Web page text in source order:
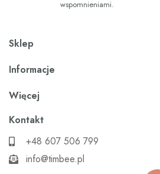
wspomnieniami.
Sklep
Informacje
Więcej
Kontakt
+48 607 506 799
info@timbee.pl